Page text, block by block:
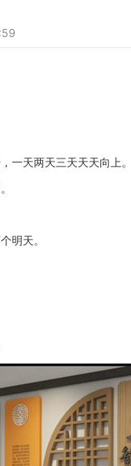
一天两天三天天天向上。
明天。